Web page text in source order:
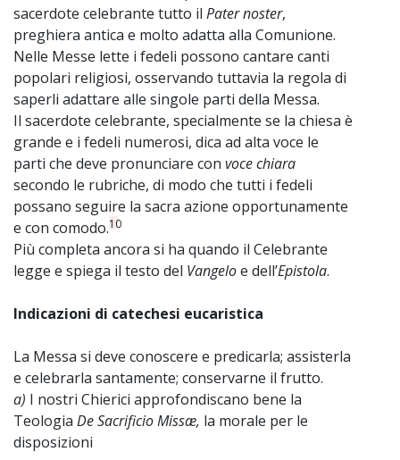
sacerdote celebrante tutto il Pater noster,
preghiera antica e molto adatta alla Comunione.
Nelle Messe lette i fedeli possono cantare canti
popolari religiosi, osservando tuttavia la regola di
saperli adattare alle singole parti della Messa.
Il sacerdote celebrante, specialmente se la chiesa è
grande e i fedeli numerosi, dica ad alta voce le
parti che deve pronunciare con voce chiara
secondo le rubriche, di modo che tutti i fedeli
possano seguire la sacra azione opportunamente
e con comodo.10
Più completa ancora si ha quando il Celebrante
legge e spiega il testo del Vangeloe dell’Epistola.
Indicazioni di catechesi eucaristica
La Messa si deve conoscere e predicarla; assisterla
e celebrarla santamente; conservarne il frutto.
a) I nostri Chierici approfondiscano bene la
Teologia De Sacrificio Missæ, la morale per le
disposizioni